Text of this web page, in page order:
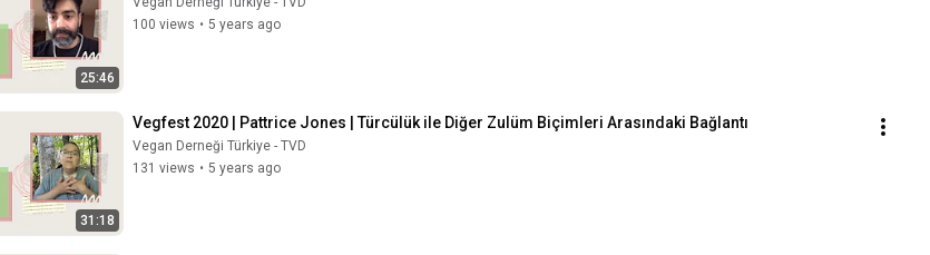
25:46
100 views • 5 years ago
31:18
Vegfest 2020 | Pattrice Jones | Türcülük ile Diğer Zulüm Biçimleri Arasındaki Bağlantı
Vegan Derneği Türkiye - TVD
131 views • 5 years ago